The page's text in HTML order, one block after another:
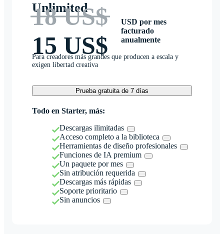
Unlimited
18 US$
15 US$
USD por mes
facturado
anualmente
Para creadores más grandes que producen a escala y
exigen libertad creativa
Prueba gratuita de 7 días
Todo en Starter, más:
Descargas ilimitadas
Acceso completo a la biblioteca
Herramientas de diseño profesionales
Funciones de IA premium
Un paquete por mes
Sin atribución requerida
Descargas más rápidas
Soporte prioritario
Sin anuncios